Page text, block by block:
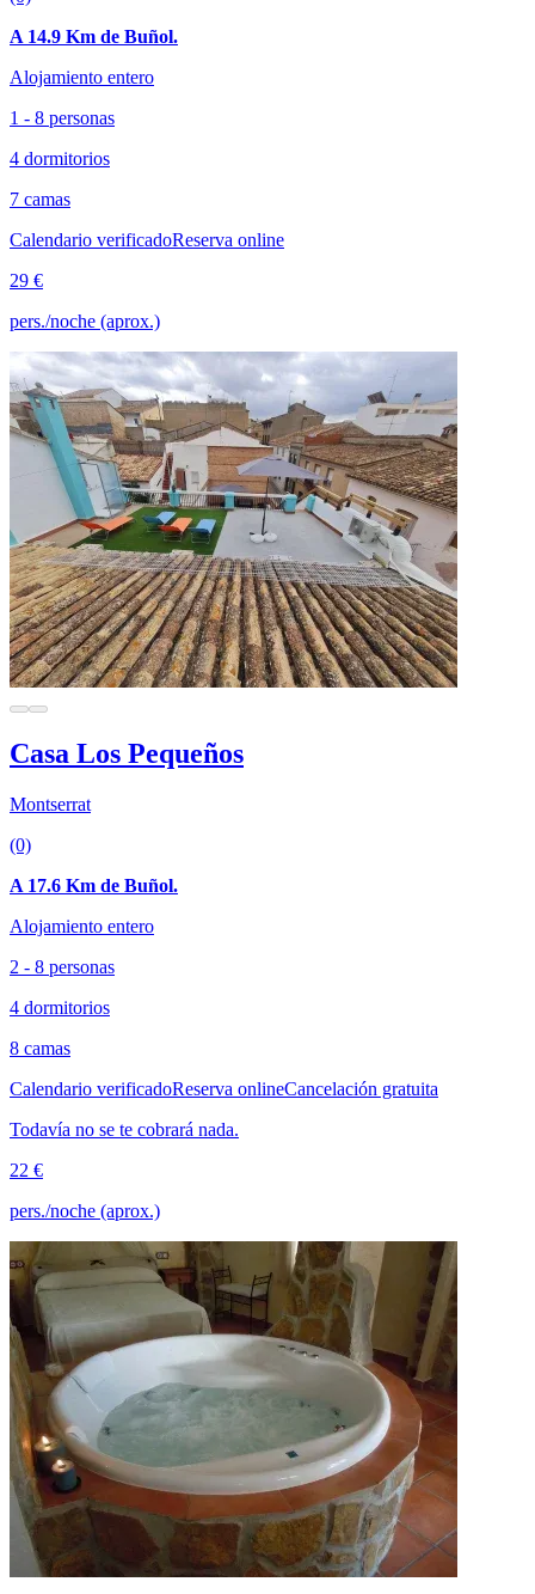
A 14.9 Km de Buñol.
Alojamiento entero
1 - 8 personas
4 dormitorios
7 camas
Calendario verificadoReserva online
29 €
pers./noche (aprox.)
Casa Los Pequeños
Montserrat
(0)
A 17.6 Km de Buñol.
Alojamiento entero
2 - 8 personas
4 dormitorios
8 camas
Calendario verificadoReserva onlineCancelación gratuita
Todavía no se te cobrará nada.
22 €
pers./noche (aprox.)